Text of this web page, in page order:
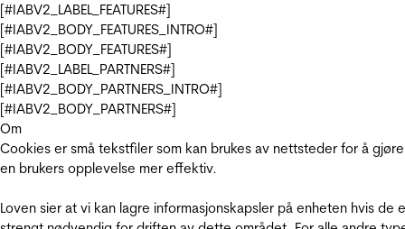
[#IABV2_LABEL_FEATURES#]
[#IABV2_BODY_FEATURES_INTRO#]
[#IABV2_BODY_FEATURES#]
[#IABV2_LABEL_PARTNERS#]
[#IABV2_BODY_PARTNERS_INTRO#]
[#IABV2_BODY_PARTNERS#]
Om
Cookies er små tekstfiler som kan brukes av nettsteder for å gjøre
en brukers opplevelse mer effektiv.
Loven sier at vi kan lagre informasjonskapsler på enheten hvis de